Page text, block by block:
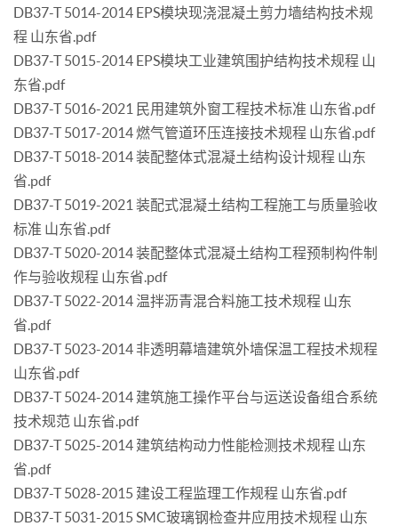
DB37-T 5014-2014 EPS模块现浇混凝土剪力墙结构技术规
程 山东省.pdf
DB37-T 5015-2014 EPS模块工业建筑围护结构技术规程 山
东省.pdf
DB37-T 5016-2021 民用建筑外窗工程技术标准 山东省.pdf
DB37-T 5017-2014 燃气管道环压连接技术规程 山东省.pdf
DB37-T 5018-2014 装配整体式混凝土结构设计规程 山东
省.pdf
DB37-T 5019-2021 装配式混凝土结构工程施工与质量验收
标准 山东省.pdf
DB37-T 5020-2014 装配整体式混凝土结构工程预制构件制
作与验收规程 山东省.pdf
DB37-T 5022-2014 温拌沥青混合料施工技术规程 山东
省.pdf
DB37-T 5023-2014 非透明幕墙建筑外墙保温工程技术规程
山东省.pdf
DB37-T 5024-2014 建筑施工操作平台与运送设备组合系统
技术规范 山东省.pdf
DB37-T 5025-2014 建筑结构动力性能检测技术规程 山东
省.pdf
DB37-T 5028-2015 建设工程监理工作规程 山东省.pdf
DB37-T 5031-2015 SMC玻璃钢检查井应用技术规程 山东